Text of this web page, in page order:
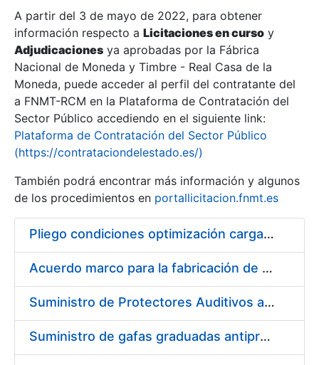
Mostrar/Ocultar
A partir del 3 de mayo de 2022, para obtener
información respecto a Licitaciones en curso y
Adjudicaciones ya aprobadas por la Fábrica
Nacional de Moneda y Timbre - Real Casa de la
Moneda, puede acceder al perfil del contratante del
a FNMT-RCM en la Plataforma de Contratación del
Sector Público accediendo en el siguiente link:
Plataforma de Contratación del Sector Público
(https://contrataciondelestado.es/)
También podrá encontrar más información y algunos
de los procedimientos en portallicitacion.fnmt.es
Pliego condiciones optimización cargas compras firmado
Acuerdo marco para la fabricación de piezas
Suministro de Protectores Auditivos a medida para las personas trabajadoras de los Centros de Trabajo de Madrid y Burgos
Suministro de gafas graduadas antiproyecciones para los trabajadores de la FNMT-RCM en los centros de trabajo de Madrid y Burgos